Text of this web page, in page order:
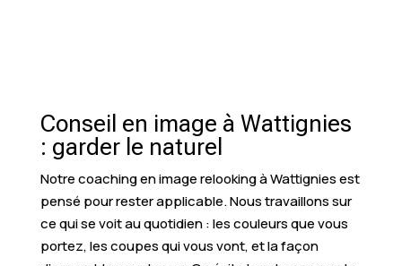
Conseil en image à Wattignies
: garder le naturel
Notre coaching en image relooking à Wattignies est
pensé pour rester applicable. Nous travaillons sur
ce qui se voit au quotidien : les couleurs que vous
portez, les coupes qui vous vont, et la façon